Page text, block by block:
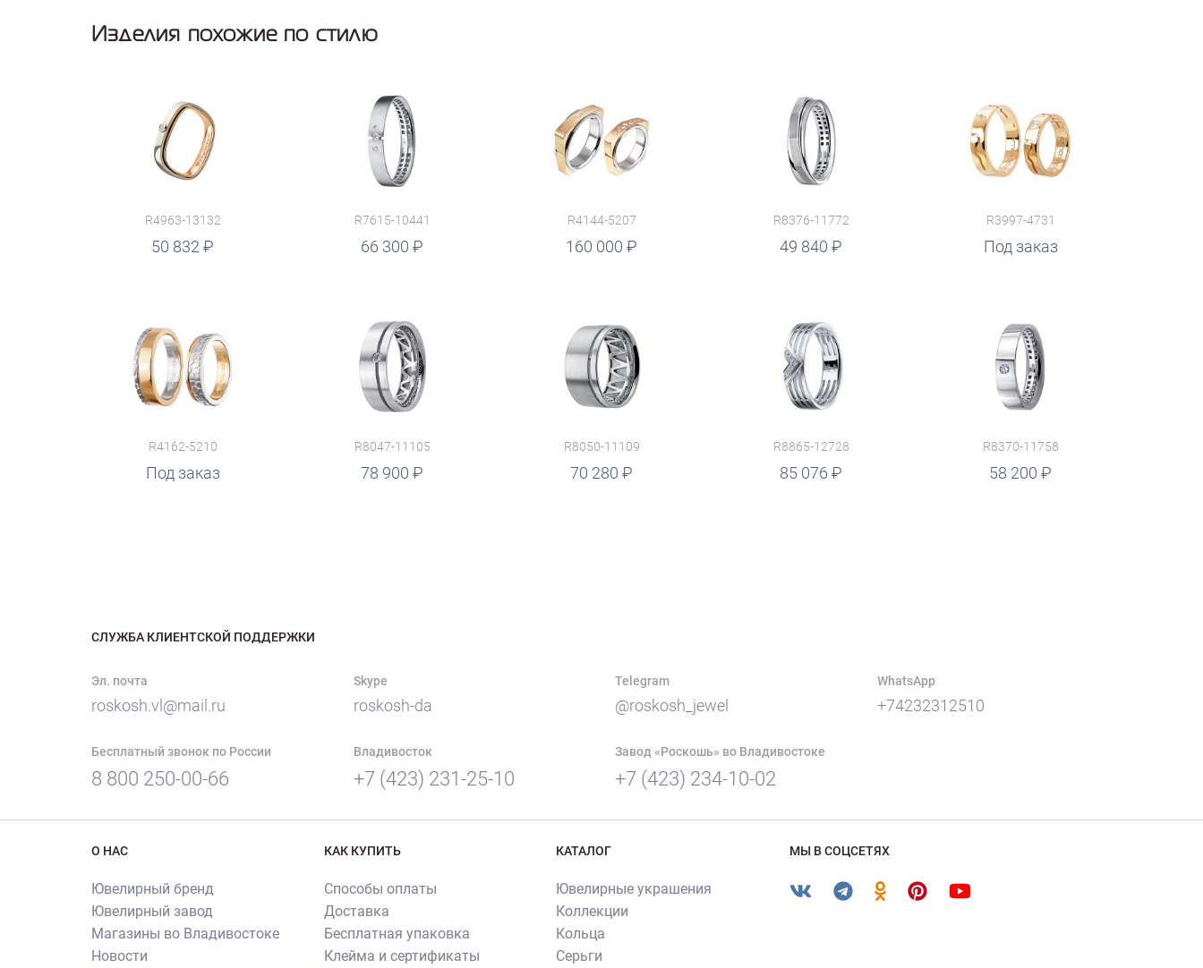
Изделия похожие по стилю
R4963-13132
50 832
R7615-10441
66 300
руб.
R4144-5207
160 000
руб.
R8376-11772
49 840
руб.
R3997-4731
Под заказ
R4162-5210
Под заказ
R8047-11105
78 900
руб.
R8050-11109
70 280
руб.
R8865-12728
85 076
руб.
R8370-11758
58 200
руб.
СЛУЖБА КЛИЕНТСКОЙ ПОДДЕРЖКИ
Эл. почта
roskosh.vl@mail.ru
Skype
roskosh-da
Telegram
@roskosh_jewel
WhatsApp
+74232312510
Бесплатный звонок по России
8 800 250-00-66
Владивосток
+7 (423) 231-25-10
Завод «Роскошь» во Владивостоке
+7 (423) 234-10-02
О НАС
Ювелирный бренд
Ювелирный завод
Магазины во Владивостоке
Новости
КАК КУПИТЬ
Способы оплаты
Доставка
Бесплатная упаковка
Клейма и сертификаты
КАТАЛОГ
Ювелирные украшения
Коллекции
Кольца
Серьги
МЫ В СОЦСЕТЯХ